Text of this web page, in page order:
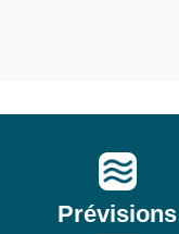
Prévisions